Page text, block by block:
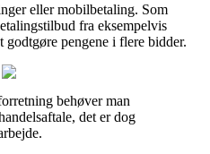
eller mobilbetaling. Som
fra eksempelvis
pengene i flere bidder.
behøver man
det er dog